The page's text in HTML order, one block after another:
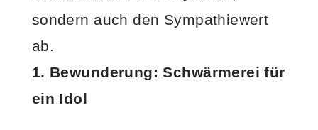
sondern auch den Sympathiewert
ab.
1. Bewunderung: Schwärmerei für
ein Idol